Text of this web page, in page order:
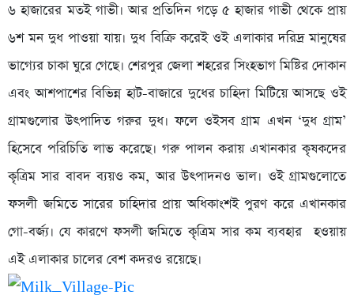
৬ হাজারের মতই গাভী। আর প্রতিদিন গড়ে ৫ হাজার গাভী থেকে প্রায়
৬শ মন দুধ পাওয়া যায়। দুধ বিক্রি করেই ওই এলাকার দরিদ্র মানুষের
ভাগ্যের চাকা ঘুরে গেছে। শেরপুর জেলা শহরের সিংহভাগ মিষ্টির দোকান
এবং আশপাশের বিভিন্ন হাট-বাজারে দুধের চাহিদা মিটিয়ে আসছে ওই
গ্রামগুলোর উৎপাদিত গরুর দুধ। ফলে ওইসব গ্রাম এখন ‘দুধ গ্রাম’
হিসেবে পরিচিতি লাভ করেছে। গরু পালন করায় এখানকার কৃষকদের
কৃত্রিম সার বাবদ ব্যয়ও কম, আর উৎপাদনও ভাল। ওই গ্রামগুলোতে
ফসলী জমিতে সারের চাহিদার প্রায় অধিকাংশই পুরণ করে এখানকার
গো-বর্জ্য। যে কারণে ফসলী জমিতে কৃত্রিম সার কম ব্যবহার হওয়ায়
এই এলাকার চালের বেশ কদরও রয়েছে।